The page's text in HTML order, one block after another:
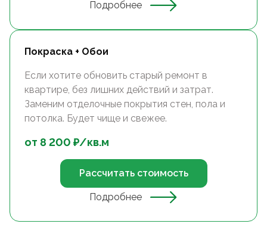
Подробнее
Покраска + Обои
Если хотите обновить старый ремонт в
квартире, без лишних действий и затрат.
Заменим отделочные покрытия стен, пола и
потолка. Будет чище и свежее.
от 8 200 ₽/кв.м
Рассчитать стоимость
Подробнее